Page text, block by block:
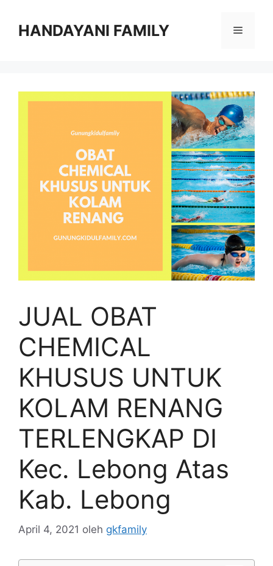
HANDAYANI FAMILY Menu
JUAL OBAT
CHEMICAL
KHUSUS UNTUK
KOLAM RENANG
TERLENGKAP DI
Kec. Lebong Atas
Kab. Lebong
April 4, 2021 oleh gkfamily